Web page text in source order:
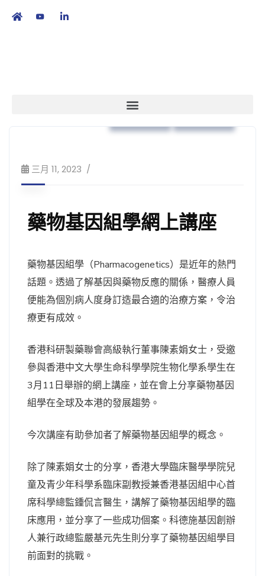
三月 11, 2023
藥物基因組學網上講座
藥物基因組學（Pharmacogenetics）是近年的熱門
話題。透過了解基因與藥物反應的關係，醫療人員
便能為個別病人度身訂造最合適的治療方案，令治
療更有成效。
香港科研製藥聯會高級執行董事陳素娟女士，受邀
參與香港中文大學生命科學學院生物化學系學生在
3月11日舉辦的網上講座，並在會上分享藥物基因
組學在全球及本港的發展趨勢。
今次講座有助參加者了解藥物基因組學的概念。
除了陳素娟女士的分享，香港大學臨床醫學學院兒
童及青少年科學系臨床副教授兼香港基因組中心首
席科學總監鍾侃言醫生，講解了藥物基因組學的臨
床應用，並分享了一些成功個案。科德施基因創辦
人兼行政總監嚴基元先生則分享了藥物基因組學目
前面對的挑戰。